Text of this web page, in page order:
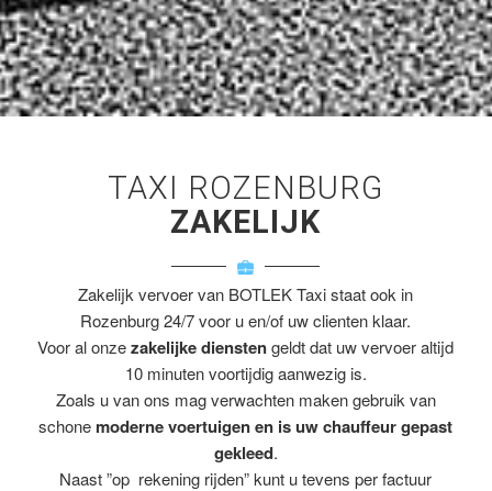
TAXI ROZENBURG
ZAKELIJK
Zakelijk vervoer van BOTLEK Taxi staat ook in
Rozenburg 24/7 voor u en/of uw clienten klaar.
Voor al onzezakelijke dienstengeldt dat uw vervoer altijd
10 minuten voortijdig aanwezig is.
Zoals u van ons mag verwachten maken gebruik van
schone moderne voertuigen en is uw chauffeur gepast
gekleed.
Naast ”op rekening rijden” kunt u tevens per factuur